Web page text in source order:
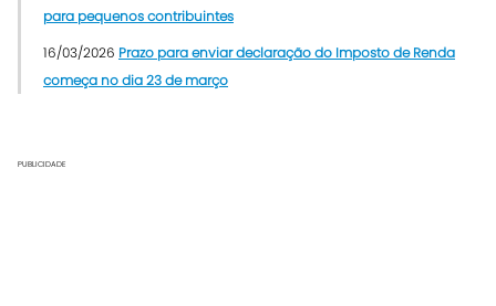
para pequenos contribuintes
16/03/2026 Prazo para enviar declaração do Imposto de Renda
começa no dia 23 de março
PUBLICIDADE